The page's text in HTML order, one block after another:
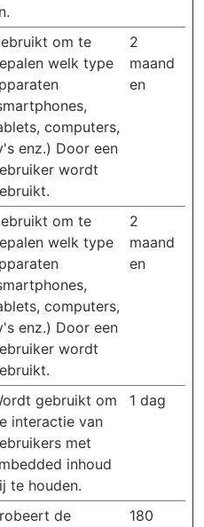
om te
welk type
computers,
enz.) Door een
wordt
2
maand
en
om te
welk type
computers,
enz.) Door een
wordt
2
maand
en
gebruikt om
interactie van
met
inhoud
te houden.
1 dag
de
180